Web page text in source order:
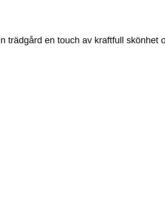
trädgård en touch av kraftfull skönhet